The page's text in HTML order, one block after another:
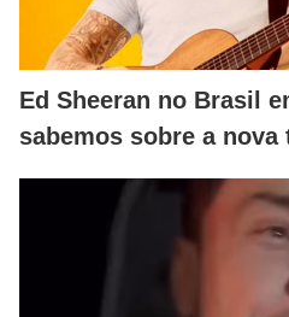
Ed Sheeran no Brasil
sabemos sobre a nova